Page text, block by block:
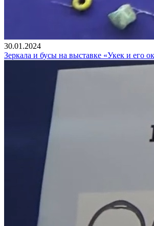
30.01.2024
Зеркала и бусы на выставке «Укек и его